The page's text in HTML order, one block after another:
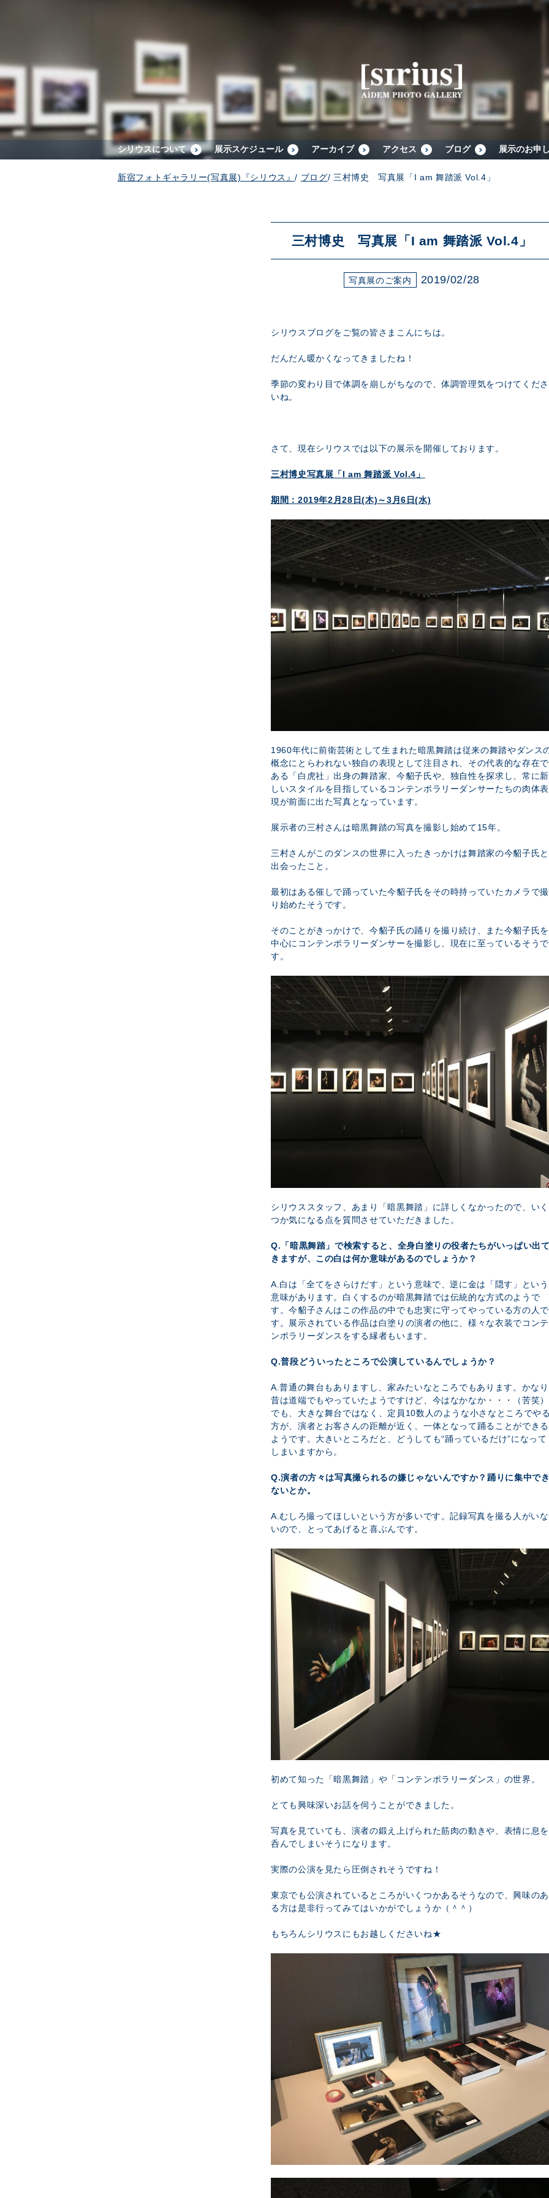
シリウスについて 展示スケジュール アーカイブ アクセス ブログ 展示のお申
新宿フォトギャラリー(写真展)『シリウス』/ ブログ/ 三村博史 写真展「I am 舞踏派 Vol.4」
三村博史 写真展「I am 舞踏派 Vol.4」
写真展のご案内 2019/02/28
シリウスブログをご覧の皆さまこんにちは。
だんだん暖かくなってきましたね！
季節の変わり目で体調を崩しがちなので、体調管理気をつけてくださ
いね。
さて、現在シリウスでは以下の展示を開催しております。
三村博史写真展「I am 舞踏派 Vol.4」
期間：2019年2月28日(木)～3月6日(水)
1960年代に前衛芸術として生まれた暗黒舞踏は従来の舞踏やダンス
概念にとらわれない独自の表現として注目され、その代表的な存在で
ある「白虎社」出身の舞踏家、今貂子氏や、独自性を探求し、常に新
しいスタイルを目指しているコンテンポラリーダンサーたちの肉体表
現が前面に出た写真となっています。
展示者の三村さんは暗黒舞踏の写真を撮影し始めて15年。
三村さんがこのダンスの世界に入ったきっかけは舞踏家の今貂子氏と
出会ったこと。
最初はある催しで踊っていた今貂子氏をその時持っていたカメラで撮
り始めたそうです。
そのことがきっかけで、今貂子氏の踊りを撮り続け、また今貂子氏を
中心にコンテンポラリーダンサーを撮影し、現在に至っているそうで
す。
シリウススタッフ、あまり「暗黒舞踏」に詳しくなかったので、いく
つか気になる点を質問させていただきました。
Q.「暗黒舞踏」で検索すると、全身白塗りの役者たちがいっぱい出
きますが、この白は何か意味があるのでしょうか？
A.白は「全てをさらけだす」という意味で、逆に金は「隠す」という
意味があります。白くするのが暗黒舞踏では伝統的な方式のようで
す。今貂子さんはこの作品の中でも忠実に守ってやっている方の人で
す。展示されている作品は白塗りの演者の他に、様々な衣装でコンテ
ンポラリーダンスをする縁者もいます。
Q.普段どういったところで公演しているんでしょうか？
A.普通の舞台もありますし、家みたいなところでもあります。かなり
昔は道端でもやっていたようですけど、今はなかなか・・・（苦笑）
でも、大きな舞台ではなく、定員10数人のような小さなところでや
方が、演者とお客さんの距離が近く、一体となって踊ることができる
ようです。大きいところだと、どうしても“踊っているだけ”になって
しまいますから。
Q.演者の方々は写真撮られるの嫌じゃないんですか？踊りに集中で
ないとか。
A.むしろ撮ってほしいという方が多いです。記録写真を撮る人がいな
いので、とってあげると喜ぶんです。
初めて知った「暗黒舞踏」や「コンテンポラリーダンス」の世界。
とても興味深いお話を伺うことができました。
写真を見ていても、演者の鍛え上げられた筋肉の動きや、表情に息を
呑んでしまいそうになります。
実際の公演を見たら圧倒されそうですね！
東京でも公演されているところがいくつかあるそうなので、興味のあ
る方は是非行ってみてはいかがでしょうか（＾＾）
もちろんシリウスにもお越しくださいね★
展示スケジュール
アーカイブ
ブログ
展示のお申し込み